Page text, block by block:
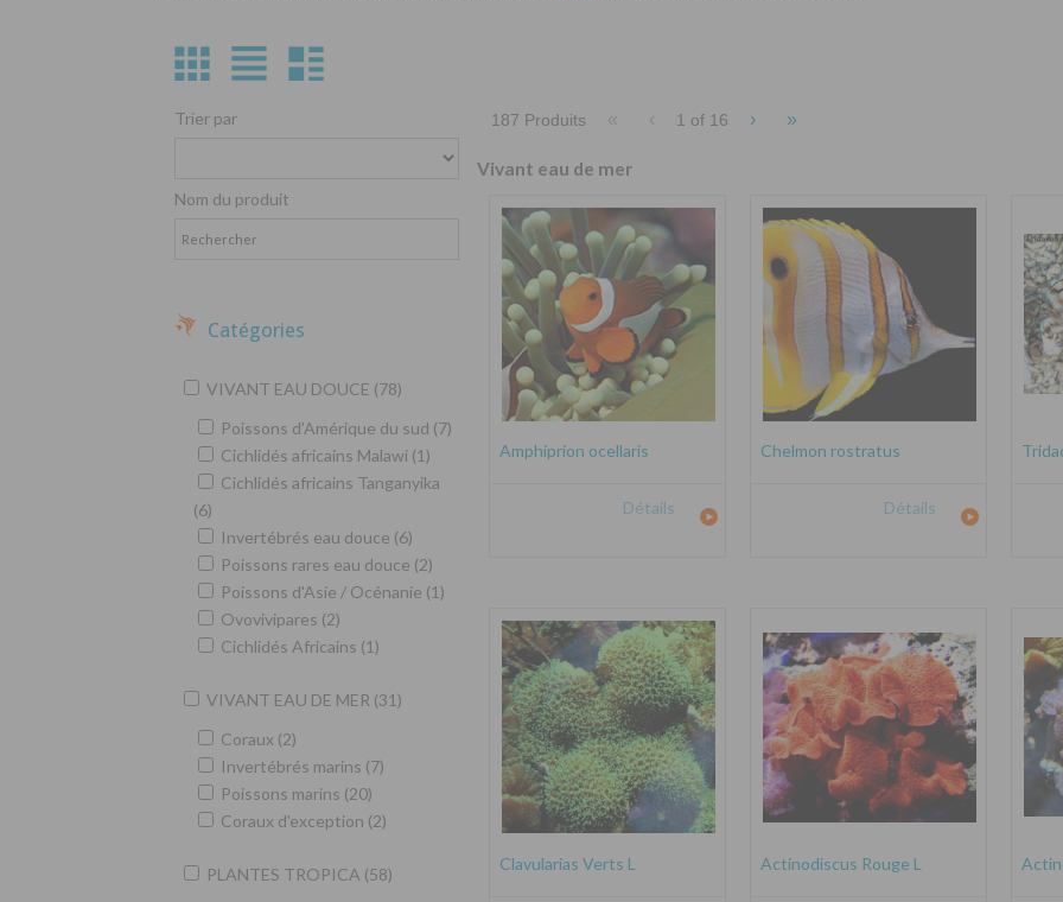
Trier par
Nom du produit
Catégories
VIVANT EAU DOUCE (78)
Poissons d'Amérique du sud (7)
Cichlidés africains Malawi (1)
Cichlidés africains Tanganyika
(6)
Invertébrés eau douce (6)
Poissons rares eau douce (2)
Poissons d'Asie / Océnanie (1)
Ovovivipares (2)
Cichlidés Africains (1)
VIVANT EAU DE MER (31)
Coraux (2)
Invertébrés marins (7)
Poissons marins (20)
Coraux d'exception (2)
PLANTES TROPICA (58)
187 Produits « ‹ 1 of 16 › »
Vivant eau de mer
Amphiprion ocellaris
Détails
Chelmon rostratus
Détails
Clavularias Verts L Actinodiscus Rouge L